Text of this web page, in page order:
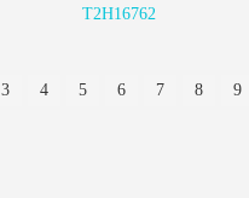
T2H16762
3 4 5 6 7 8 9